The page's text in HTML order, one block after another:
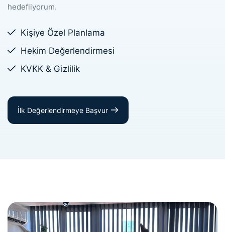
hedefliyorum.
Kişiye Özel Planlama
Hekim Değerlendirmesi
KVKK & Gizlilik
İlk Değerlendirmeye Başvur